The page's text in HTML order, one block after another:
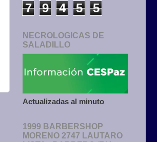
7 9 4 5 5
NECROLOGICAS DE
SALADILLO
Actualizadas al minuto
1999 BARBERSHOP
MORENO 2747 LAUTARO